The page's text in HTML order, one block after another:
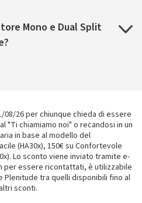
Mono e Dual Split
08/26 per chiunque chieda di essere
"Ti chiamiamo noi" o recandosi in un
in base al modello del
(HA30x), 150€ su Confortevole
Lo sconto viene inviato tramite e-
per essere ricontattati, è utilizzabile
tra quelli disponibili fino al
sconti.